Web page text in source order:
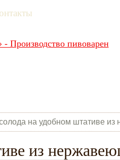
на удобном штативе
из